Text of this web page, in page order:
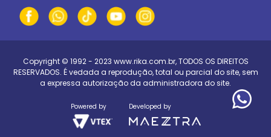
Copyright © 1992 - 2023 www.rika.com.br, TODOS OS DIREITOS
RESERVADOS. É vedada a reprodução, total ou parcial do site, sem
a expressa autorização da administradora do site.
Powered by Developed by